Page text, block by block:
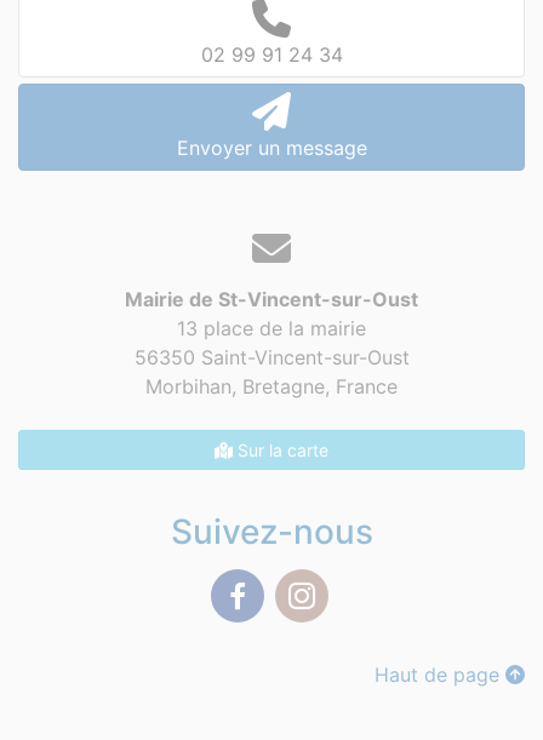
02 99 91 24 34
Envoyer un message
Mairie de St-Vincent-sur-Oust
13 place de la mairie
56350 Saint-Vincent-sur-Oust
Morbihan, Bretagne, France
Sur la carte
Suivez-nous
Haut de page